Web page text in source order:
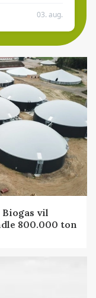
03. aug.
vil
800.000 ton